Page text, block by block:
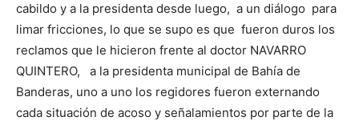
cabildo y a la presidenta desde luego, a un diálogo para
limar fricciones, lo que se supo es que fueron duros los
reclamos que le hicieron frente al doctor NAVARRO
QUINTERO, a la presidenta municipal de Bahía de
Banderas, uno a uno los regidores fueron externando
cada situación de acoso y señalamientos por parte de la